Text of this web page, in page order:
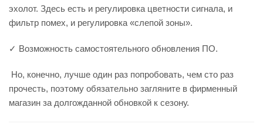
эхолот. Здесь есть и регулировка цветности сигнала, и
фильтр помех, и регулировка «слепой зоны».
✓ Возможность самостоятельного обновления ПО.
Но, конечно, лучше один раз попробовать, чем сто раз
прочесть, поэтому обязательно загляните в фирменный
магазин за долгожданной обновкой к сезону.